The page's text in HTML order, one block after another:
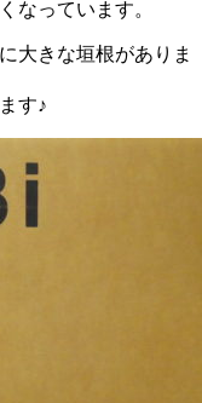
なっています。
大きな垣根がありま
す♪